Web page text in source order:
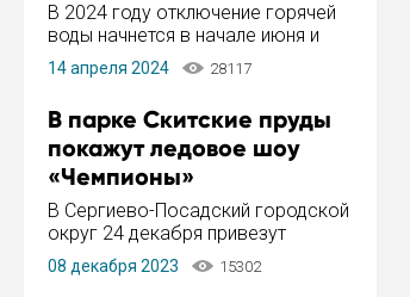
В 2024 году отключение горячей
воды начнется в начале июня и
завершится в конце августа.
Период отключения составит не
14 апреля 2024 28117
В парке Скитские пруды
покажут ледовое шоу
«Чемпионы»
В Сергиево-Посадский городской
округ 24 декабря привезут
ледовый тур «Чемпионы»
заслуженного мастера спорта,
08 декабря 2023 15302